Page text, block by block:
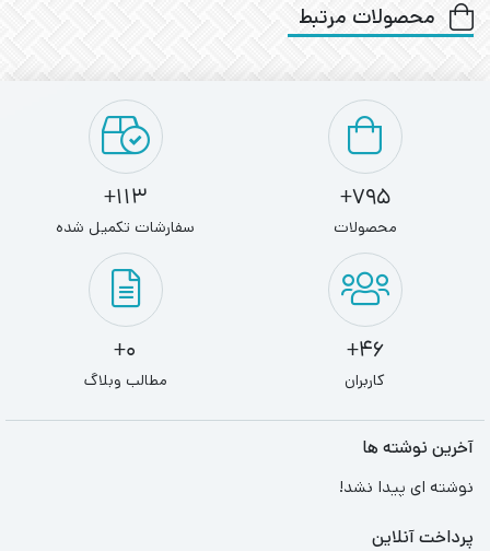
محصولات مرتبط
795+
محصولات
113+
سفارشات تکمیل شده
46+
کاربران
0+
مطالب وبلاگ
آخرین نوشته ها
نوشته ای پیدا نشد!
پرداخت آنلاین